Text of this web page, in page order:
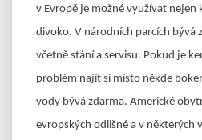
v Evropě je možné využívat nejen
divoko. V národních parcích bývá
včetně stání a servisu. Pokud je
problém najít si místo někde
vody bývá zdarma. Americké
evropských odlišné a v některých